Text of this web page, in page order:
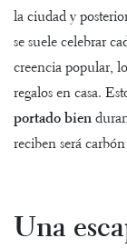
la ciudad y
se suele celebrar
creencia popular,
regalos en casa.
portado bien
reciben será
Una